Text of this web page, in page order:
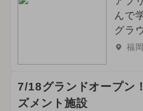
んで
グラ
福
7/18グランドオープン
ズメント施設